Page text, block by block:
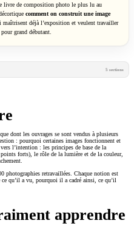
livre de composition photo le plus lu au
comment on construit une image
maîtrisent déjà l’exposition et veulent travailler
grand débutant.
5 sections
dont les ouvrages se sont vendus à plusieurs
: pourquoi certaines images fonctionnent et
l’intention : les principes de base de la
forts), le rôle de la lumière et de la couleur,
photographies retravaillées. Chaque notion est
qu’il a vu, pourquoi il a cadré ainsi, ce qu’il
apprendre